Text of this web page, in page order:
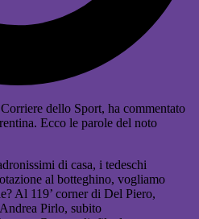
dello Sport, ha commentato
Ecco le parole del noto
di casa, i tedeschi
al botteghino, vogliamo
Al 119’ corner di Del Piero,
Pirlo, subito